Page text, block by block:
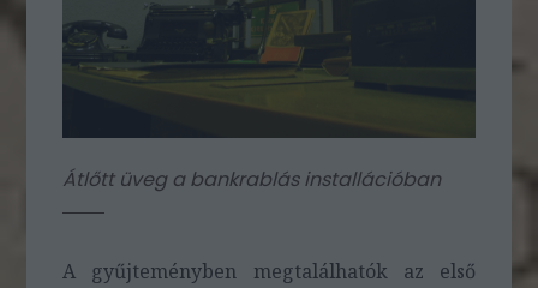
Átlőtt üveg a bankrablás installációban
A gyűjteményben megtalálhatók az első